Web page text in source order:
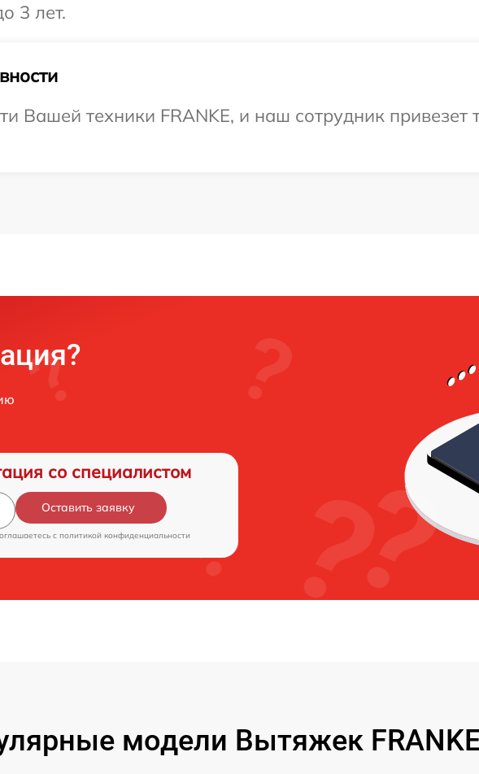
3 лет.
Вашей техники FRANKE, и наш сотрудник привезет
со специалистом
Оставить заявку
c политикой конфиденциальности
модели Вытяжек